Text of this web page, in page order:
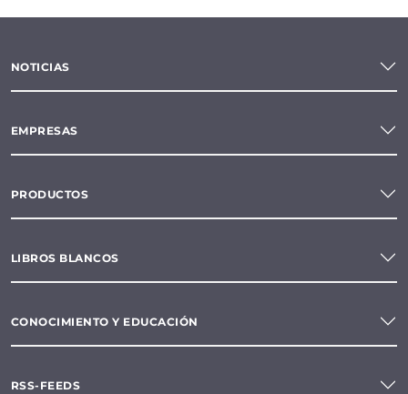
NOTICIAS
EMPRESAS
PRODUCTOS
LIBROS BLANCOS
CONOCIMIENTO Y EDUCACIÓN
RSS-FEEDS